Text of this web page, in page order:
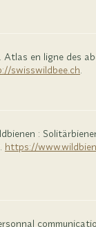
Atlas en ligne des
swisswildbee.ch.
:
https://